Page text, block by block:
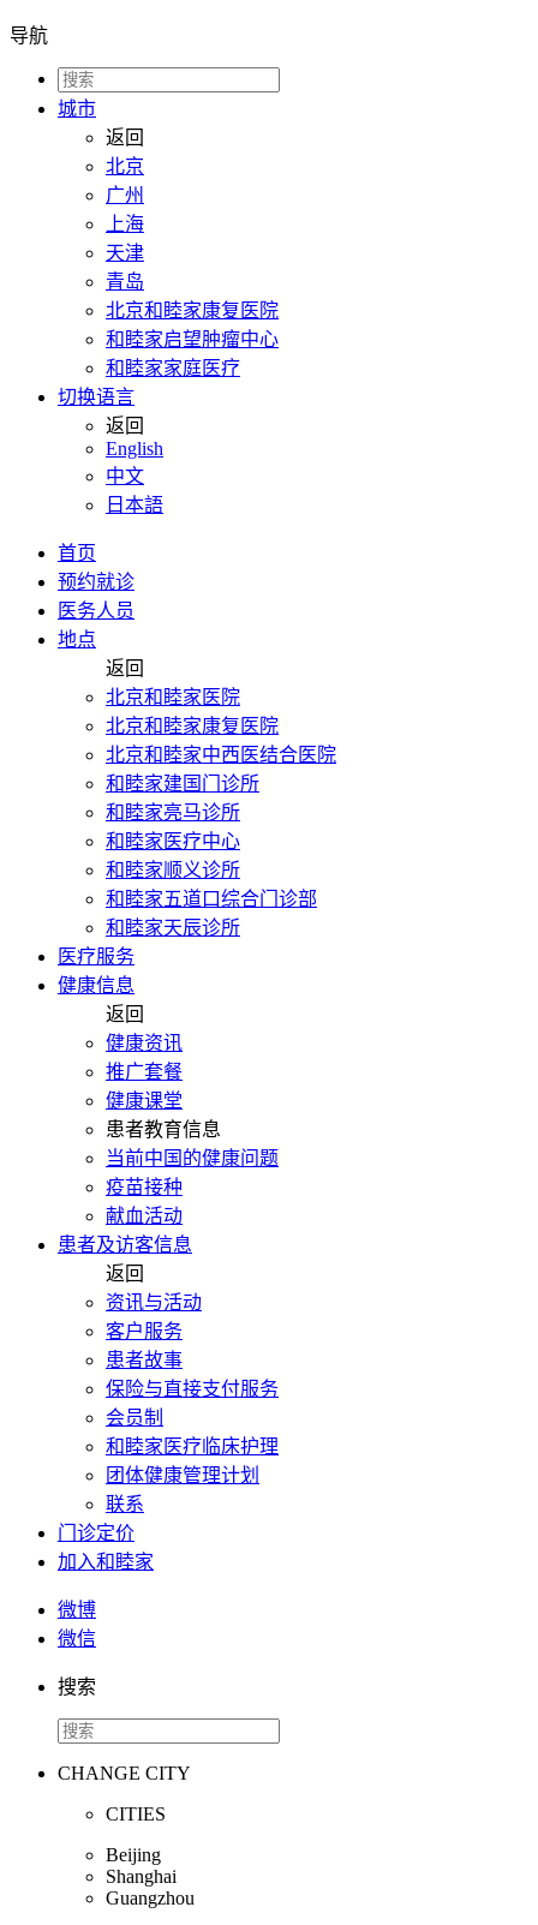
导航
城市
返回
北京
广州
上海
天津
青岛
北京和睦家康复医院
和睦家启望肿瘤中心
和睦家家庭医疗
切换语言
返回
English
中文
日本語
首页
预约就诊
医务人员
地点
返回
北京和睦家医院
北京和睦家康复医院
北京和睦家中西医结合医院
和睦家建国门诊所
和睦家亮马诊所
和睦家医疗中心
和睦家顺义诊所
和睦家五道口综合门诊部
和睦家天辰诊所
医疗服务
健康信息
返回
健康资讯
推广套餐
健康课堂
患者教育信息
当前中国的健康问题
疫苗接种
献血活动
患者及访客信息
返回
资讯与活动
客户服务
患者故事
保险与直接支付服务
会员制
和睦家医疗临床护理
团体健康管理计划
联系
门诊定价
加入和睦家
微博
微信
搜索
CHANGE CITY
CITIES
Beijing
Shanghai
Guangzhou